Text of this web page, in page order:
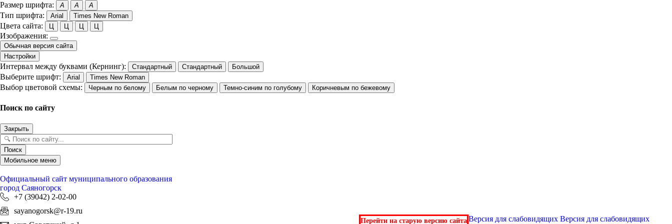
Размер шрифта: A A A
Тип шрифта: Arial Times New Roman
Цвета сайта: Ц Ц Ц Ц
Изображения:
Обычная версия сайта
Настройки
Интервал между буквами (Кернинг): Стандартный Стандартный Большой
Выберите шрифт: Arial Times New Roman
Выбор цветовой схемы: Черным по белому Белым по черному Темно-синим по голубому Коричневым по бежевому
Поиск по сайту
Закрыть
Поиск
Мобильное меню
Официальный сайт муниципального образования
город Саяногорск
+7 (39042) 2-02-00
sayanogorsk@r-19.ru
Перейти на старую версию сайта Версия для слабовидящихВерсия для слабовидящих